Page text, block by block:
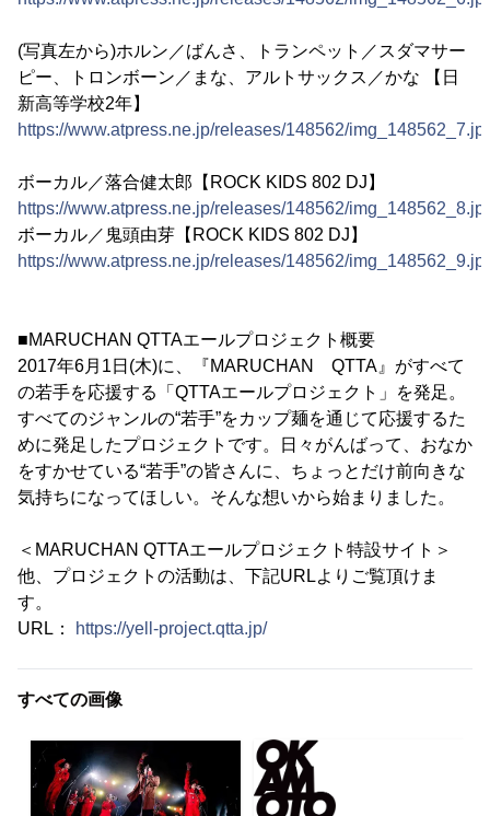
(写真左から)ホルン／ばんさ、トランペット／スダマサー
ピー、トロンボーン／まな、アルトサックス／かな 【日
新高等学校2年】
https://www.atpress.ne.jp/releases/148562/
ボーカル／落合健太郎【ROCK KIDS 802 DJ】
https://www.atpress.ne.jp/releases/148562/
ボーカル／鬼頭由芽【ROCK KIDS 802 DJ】
https://www.atpress.ne.jp/releases/148562/
■MARUCHAN QTTAエールプロジェクト概要
2017年6月1日(木)に、『MARUCHAN QTTA』がすべて
の若手を応援する「QTTAエールプロジェクト」を発足。
すべてのジャンルの“若手”をカップ麺を通じて応援するた
めに発足したプロジェクトです。日々がんばって、おなか
をすかせている“若手”の皆さんに、ちょっとだけ前向きな
気持ちになってほしい。そんな想いから始まりました。
＜MARUCHAN QTTAエールプロジェクト特設サイト＞
他、プロジェクトの活動は、下記URLよりご覧頂けま
す。
URL：
https://yell-project.qtta.jp/
すべての画像